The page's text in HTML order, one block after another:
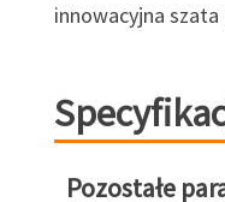
innowacyjna
Pozostałe